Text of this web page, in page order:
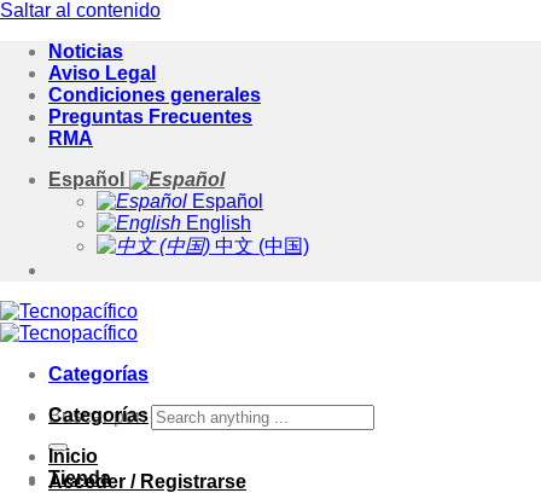
Saltar al contenido
Noticias
Aviso Legal
Condiciones generales
Preguntas Frecuentes
RMA
Español
Español
English
中文 (中国)
Categorías
Buscar por:
Acceder / Registrarse
Categorías
Inicio
Tienda